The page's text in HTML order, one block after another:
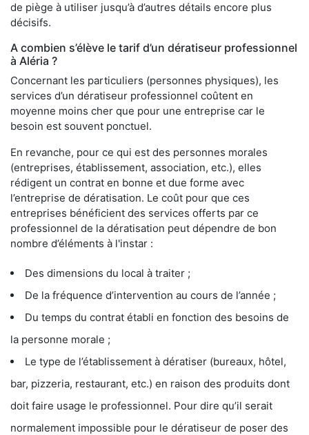
de piège à utiliser jusqu’à d’autres détails encore plus
décisifs.
A combien s’élève le tarif d’un dératiseur professionnel
à Aléria ?
Concernant les particuliers (personnes physiques), les
services d’un dératiseur professionnel coûtent en
moyenne moins cher que pour une entreprise car le
besoin est souvent ponctuel.
En revanche, pour ce qui est des personnes morales
(entreprises, établissement, association, etc.), elles
rédigent un contrat en bonne et due forme avec
l’entreprise de dératisation. Le coût pour que ces
entreprises bénéficient des services offerts par ce
professionnel de la dératisation peut dépendre de bon
nombre d’éléments à l'instar :
Des dimensions du local à traiter ;
De la fréquence d’intervention au cours de l’année ;
Du temps du contrat établi en fonction des besoins de
la personne morale ;
Le type de l’établissement à dératiser (bureaux, hôtel,
bar, pizzeria, restaurant, etc.) en raison des produits dont
doit faire usage le professionnel. Pour dire qu’il serait
normalement impossible pour le dératiseur de poser des